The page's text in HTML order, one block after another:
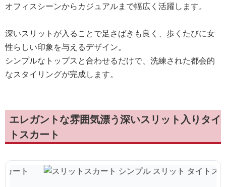
オフィスシーンからカジュアルまで幅広く活躍します。
深いスリットが入ることで足さばきも良く、歩くたびに女
性らしい印象を与えるデザイン。
シンプルなトップスと合わせるだけで、洗練された都会的
なスタイリングが完成します。
エレガントな雰囲気漂う深いスリット入りタイ
トスカート